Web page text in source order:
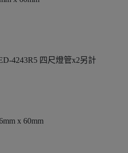
4243R5 四尺燈管x2另計
x 60mm